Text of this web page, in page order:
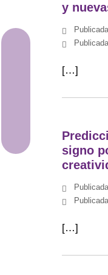
y
[…]
signo
[…]
Astrología
Meditación
Movimiento